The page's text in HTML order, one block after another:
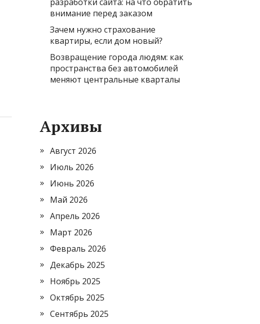
внимание перед заказом
Зачем нужно страхование
квартиры, если дом новый?
Возвращение города людям: как
пространства без автомобилей
меняют центральные кварталы
Архивы
Август 2026
Июль 2026
Июнь 2026
Май 2026
Апрель 2026
Март 2026
Февраль 2026
Декабрь 2025
Ноябрь 2025
Октябрь 2025
Сентябрь 2025